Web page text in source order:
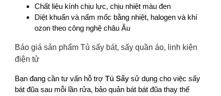
Chất liệu kính chịu lực, chịu nhiệt màu đen
Diệt khuẩn và nấm mốc bằng nhiệt, halogen và khí
ozon theo công nghệ châu Âu
Báo giá sản phẩm Tủ sấy bát, sấy quần áo, linh kiện
điện tử
Bạn đang cần tư vấn hỗ trợ Tủ Sấy sử dụng cho việc sấy
bát đũa sau mỗi lần rửa, bảo quản bát bát đũa thay thế